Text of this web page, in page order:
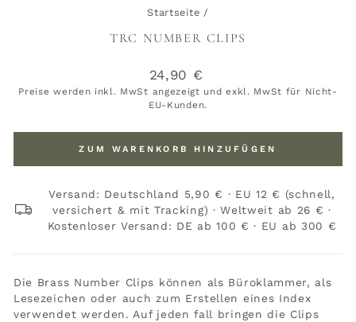
Startseite /
TRC NUMBER CLIPS
Normaler
Preis
24,90 €
Preise werden inkl. MwSt angezeigt und exkl. MwSt für Nicht-
EU-Kunden.
ZUM WARENKORB HINZUFÜGEN
Versand: Deutschland 5,90 € · EU 12 € (schnell,
versichert & mit Tracking) · Weltweit ab 26 € ·
Kostenloser Versand: DE ab 100 € · EU ab 300 €
Die Brass Number Clips können als Büroklammer, als
Lesezeichen oder auch zum Erstellen eines Index
verwendet werden. Auf jeden fall bringen die Clips